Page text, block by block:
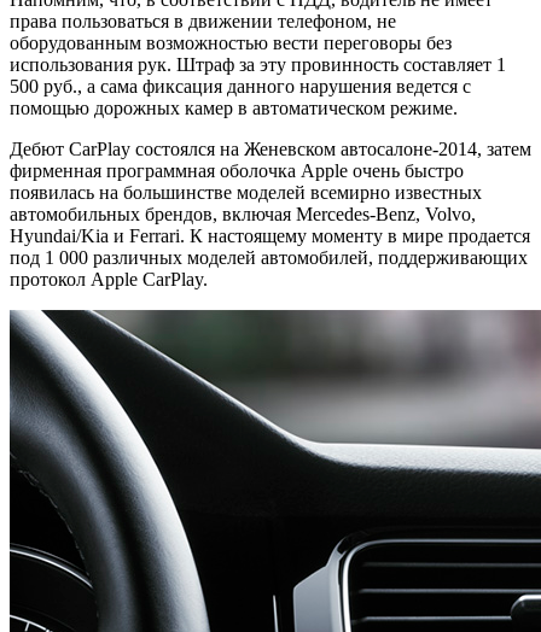
права пользоваться в движении телефоном, не
оборудованным возможностью вести переговоры без
использования рук. Штраф за эту провинность составляет 1
500 руб., а сама фиксация данного нарушения ведется с
помощью дорожных камер в автоматическом режиме.
Дебют CarPlay состоялся на Женевском автосалоне-2014, затем
фирменная программная оболочка Apple очень быстро
появилась на большинстве моделей всемирно известных
автомобильных брендов, включая Mercedes-Benz, Volvo,
Hyundai/Kia и Ferrari. К настоящему моменту в мире продается
под 1 000 различных моделей автомобилей, поддерживающих
протокол Apple CarPlay.